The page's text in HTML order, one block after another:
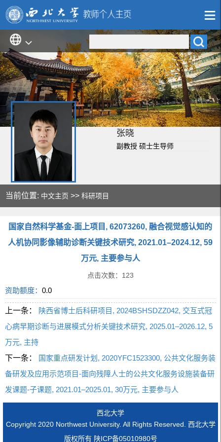
张晓
副教授 硕士生导师
当前位置: 中文主页 >>科研项目
国家自然科学基金-面上项目, 62073260, 融合视觉感认知的
人机协同影像辅助诊断关键技术研究, 2021.01–2024.12, 59
万元, 主要参与人
点击次数： 123
资助额度：0.0
上一条：
陕西省博士后科研项目, 2024BSHSDZZ042, 交互式冠
心病早期诊断与进展模式分析关键技术研究, 2025.01–2026.12, 5
万元, 主持
下一条：
国家重点研发计划, 2020YFC1523300, 公共文化服务装
备研发及应用示范项目-面向残障人士的公共文化服务设施装备研
发课题-子课题, 2021.01–2025.01, 30万元, 主要参与人
西北大学
Copyright 2020 Northwest University. All Rights Reserved. 西北大学
版权所有 陕ICP备05010980号